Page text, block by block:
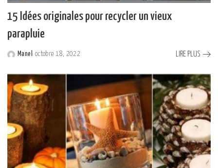
15 Idées originales pour recycler un vieux
parapluie
Posted
Manel octobre 18, 2022 LIRE PLUS